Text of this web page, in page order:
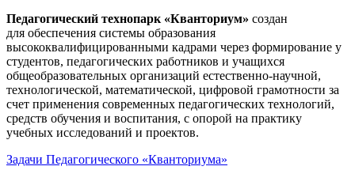
Педагогический технопарк «Кванториум» создан
для обеспечения системы образования
высококвалифицированными кадрами через формирование у
студентов, педагогических работников и учащихся
общеобразовательных организаций естественно-научной,
технологической, математической, цифровой грамотности за
счет применения современных педагогических технологий,
средств обучения и воспитания, с опорой на практику
учебных исследований и проектов.
Задачи Педагогического «Кванториума»